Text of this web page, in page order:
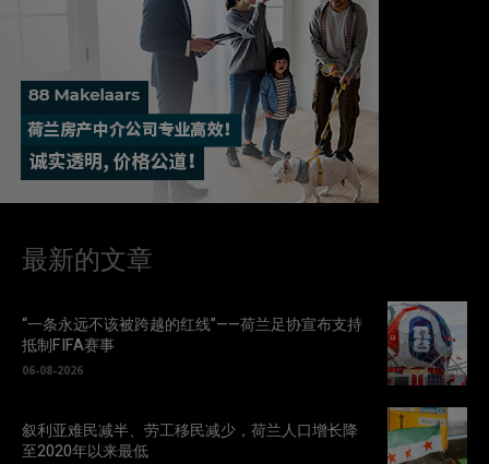
最新的文章
“一条永远不该被跨越的红线”——荷兰足协宣布支持
抵制FIFA赛事
06-08-2026
叙利亚难民减半、劳工移民减少，荷兰人口增长降
至2020年以来最低